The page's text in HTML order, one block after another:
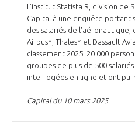
L’institut Statista R, division de
Capital à une enquête portant
des salariés de l'aéronautique,
Airbus*, Thales* et Dassault
classement 2025. 20 000
groupes de plus de 500
interrogées en ligne et ont pu
Capital du 10 mars 2025